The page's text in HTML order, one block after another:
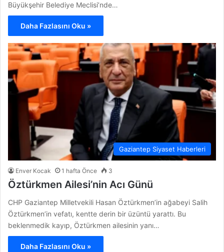
Büyükşehir Belediye Meclisi’nde…
Daha Fazlasını Oku »
Gaziantep Siyaset Haberleri
Enver Kocak 1 hafta Önce 3
Öztürkmen Ailesi’nin Acı Günü
CHP Gaziantep Milletvekili Hasan Öztürkmen’in ağabeyi Salih
Öztürkmen’in vefatı, kentte derin bir üzüntü yarattı. Bu
beklenmedik kayıp, Öztürkmen ailesinin yanı…
Daha Fazlasını Oku »